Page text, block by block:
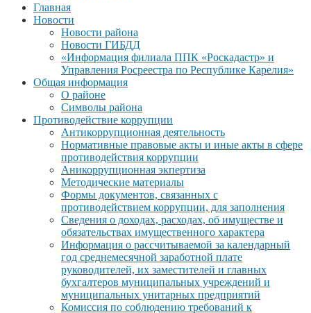
Главная
Новости
Новости района
Новости ГИБДД
«Информация филиала ППК «Роскадастр» и
Управления Росреестра по Республике Карелия»
Общая информация
О районе
Символы района
Противодействие коррупции
Антикоррупционная деятельность
Нормативные правовые акты и иные акты в сфере
противодействия коррупции
Аникоррупционная экпертиза
Методические материалы
Формы документов, связанных с
противодействием коррупции, для заполнения
Сведения о доходах, расходах, об имуществе и
обязательствах имущественного характера
Информация о рассчитываемой за календарный
год среднемесячной заработной плате
руководителей, их заместителей и главных
бухгалтеров муниципальных учреждений и
муниципальных унитарных предприятий
Комиссия по соблюдению требований к